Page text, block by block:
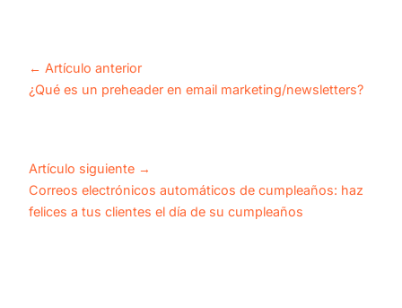
← Artículo anterior
¿Qué es un preheader en email marketing/newsletters?
Artículo siguiente →
Correos electrónicos automáticos de cumpleaños: haz
felices a tus clientes el día de su cumpleaños